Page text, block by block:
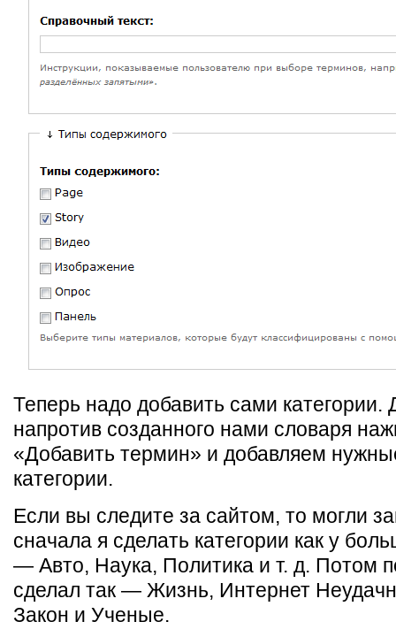
Теперь надо добавить сами категории.
напротив созданного нами словаря
«Добавить термин» и добавляем
категории.
Если вы следите за сайтом, то могли
сначала я сделать категории как у
— Авто, Наука, Политика и т. д. Потом
сделал так — Жизнь, Интернет
Закон и Ученые.